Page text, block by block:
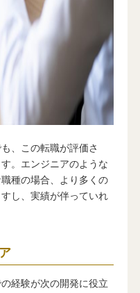
、この転職が評価さ
。エンジニアのような
種の場合、より多くの
し、実績が伴っていれ
経験が次の開発に役立